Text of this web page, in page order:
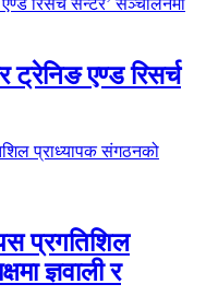
ट्रेनिङ एण्ड रिसर्च
प्रगतिशिल
ज्ञवाली र